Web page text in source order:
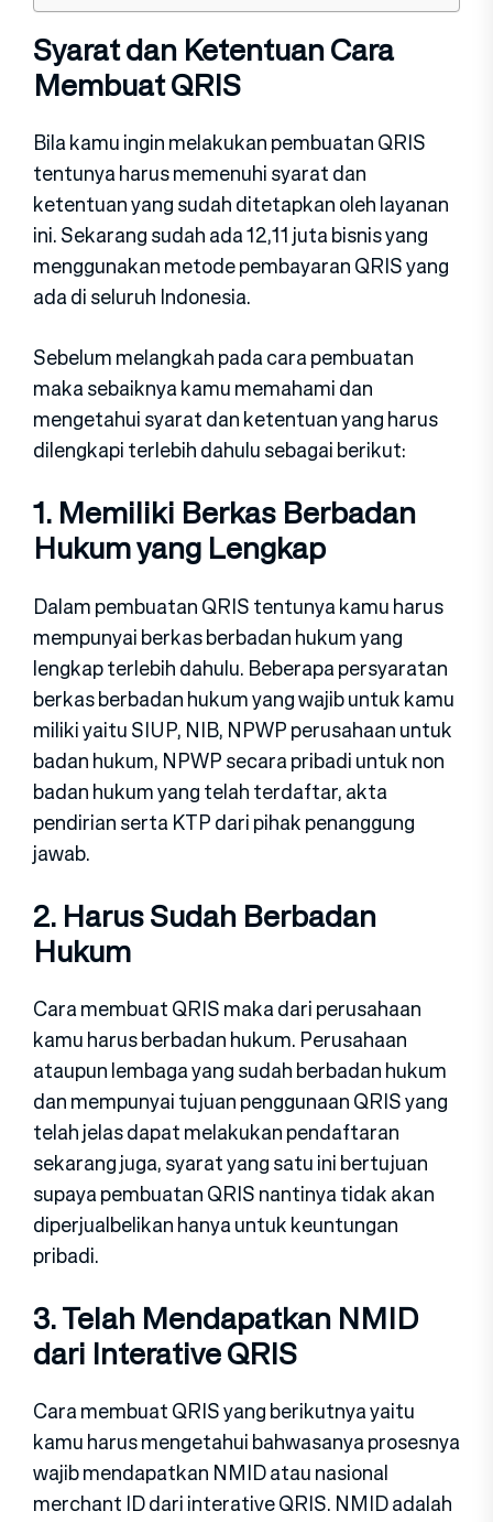
Syarat dan Ketentuan Cara
Membuat QRIS
Bila kamu ingin melakukan pembuatan QRIS
tentunya harus memenuhi syarat dan
ketentuan yang sudah ditetapkan oleh layanan
ini. Sekarang sudah ada 12,11 juta bisnis yang
menggunakan metode pembayaran QRIS yang
ada di seluruh Indonesia.
Sebelum melangkah pada cara pembuatan
maka sebaiknya kamu memahami dan
mengetahui syarat dan ketentuan yang harus
dilengkapi terlebih dahulu sebagai berikut:
1. Memiliki Berkas Berbadan
Hukum yang Lengkap
Dalam pembuatan QRIS tentunya kamu harus
mempunyai berkas berbadan hukum yang
lengkap terlebih dahulu. Beberapa persyaratan
berkas berbadan hukum yang wajib untuk kamu
miliki yaitu SIUP, NIB, NPWP perusahaan untuk
badan hukum, NPWP secara pribadi untuk non
badan hukum yang telah terdaftar, akta
pendirian serta KTP dari pihak penanggung
jawab.
2. Harus Sudah Berbadan
Hukum
Cara membuat QRIS maka dari perusahaan
kamu harus berbadan hukum. Perusahaan
ataupun lembaga yang sudah berbadan hukum
dan mempunyai tujuan penggunaan QRIS yang
telah jelas dapat melakukan pendaftaran
sekarang juga, syarat yang satu ini bertujuan
supaya pembuatan QRIS nantinya tidak akan
diperjualbelikan hanya untuk keuntungan
pribadi.
3. Telah Mendapatkan NMID
dari Interative QRIS
Cara membuat QRIS yang berikutnya yaitu
kamu harus mengetahui bahwasanya prosesnya
wajib mendapatkan NMID atau nasional
merchant ID dari interative QRIS. NMID adalah